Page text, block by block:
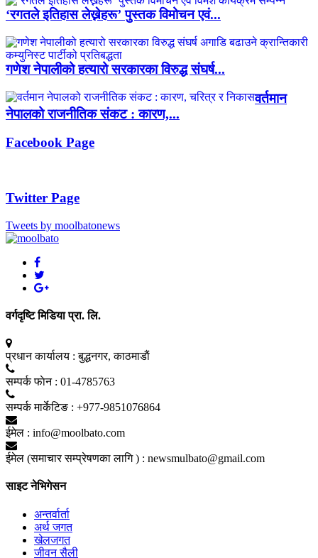
‘रगतले इतिहास लेख्नेहरू’ पुस्तक विमोचन एवं...
गणेश नेपालीको हत्यारो सरकारका विरुद्ध संघर्ष...
वर्तमान
नेपालको राजनीतिक संकट : कारण,...
Facebook Page
Twitter Page
Tweets by moolbatonews
वर्गदृष्टि मिडिया प्रा. लि.
प्रधान कार्यालय : बुद्धनगर, काठमाडाैं
सम्पर्क फाेन : 01-4785763
सम्पर्क मार्केटिङ : +977-9851076864
ईमेल : info@moolbato.com
ईमेल (समाचार सम्प्रेषणका लागि ) : newsmulbato@gmail.com
साइट नेभिगेसन
अन्तर्वार्ता
अर्थ जगत
खेलजगत
जीवन सैली